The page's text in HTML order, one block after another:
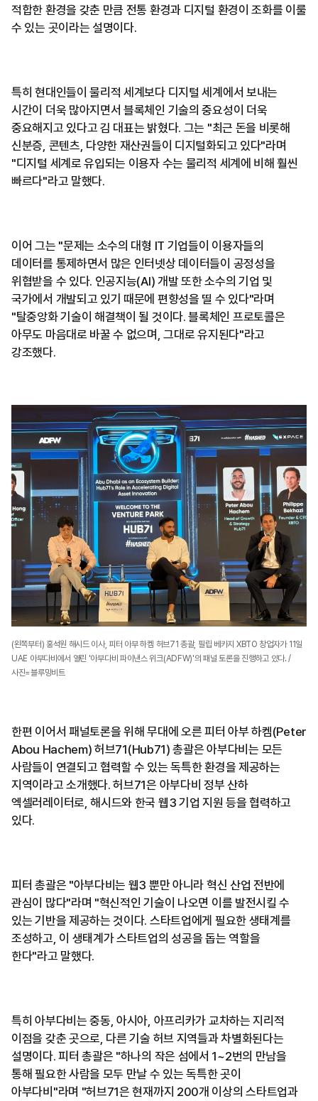
적합한 환경을 갖춘 만큼 전통 환경과 디지털 환경이 조화를 이룰
수 있는 곳이라는 설명이다.
특히 현대인들이 물리적 세계보다 디지털 세계에서 보내는
시간이 더욱 많아지면서 블록체인 기술의 중요성이 더욱
중요해지고 있다고 김 대표는 밝혔다. 그는 "최근 돈을 비롯해
신분증, 콘텐츠, 다양한 재산권들이 디지털화되고 있다"라며
"디지털 세계로 유입되는 이용자 수는 물리적 세계에 비해 훨씬
빠르다"라고 말했다.
이어 그는 "문제는 소수의 대형 IT 기업들이 이용자들의
데이터를 통제하면서 많은 인터넷상 데이터들이 공정성을
위협받을 수 있다. 인공지능(AI) 개발 또한 소수의 기업 및
국가에서 개발되고 있기 때문에 편향성을 띨 수 있다"라며
"탈중앙화 기술이 해결책이 될 것이다. 블록체인 프로토콜은
아무도 마음대로 바꿀 수 없으며, 그대로 유지된다"라고
강조했다.
(왼쪽부터) 홍석원 해시드 이사, 피터 아부 하켐 허브71 총괄, 필립 베카지 XBTO 창업자가 11일
UAE 아부다비에서 열린 '아부다비 파이낸스 위크(ADFW)'의 패널 토론을 진행하고 있다. /
사진=블루밍비트
한편 이어서 패널토론을 위해 무대에 오른 피터 아부 하켐(Peter
Abou Hachem) 허브71(Hub71) 총괄은 아부다비는 모든
사람들이 연결되고 협력할 수 있는 독특한 환경을 제공하는
지역이라고 소개했다. 허브71은 아부다비 정부 산하
엑셀러레이터로, 해시드와 한국 웹3 기업 지원 등을 협력하고
있다.
피터 총괄은 "아부다비는 웹3 뿐만 아니라 혁신 산업 전반에
관심이 많다"라며 "혁신적인 기술이 나오면 이를 발전시킬 수
있는 기반을 제공하는 것이다. 스타트업에게 필요한 생태계를
조성하고, 이 생태계가 스타트업의 성공을 돕는 역할을
한다"라고 말했다.
특히 아부다비는 중동, 아시아, 아프리카가 교차하는 지리적
이점을 갖춘 곳으로, 다른 기술 허브 지역들과 차별화된다는
설명이다. 피터 총괄은 "하나의 작은 섬에서 1~2번의 만남을
통해 필요한 사람을 모두 만날 수 있는 독특한 곳이
아부다비"라며 "허브71은 현재까지 200개 이상의 스타트업과